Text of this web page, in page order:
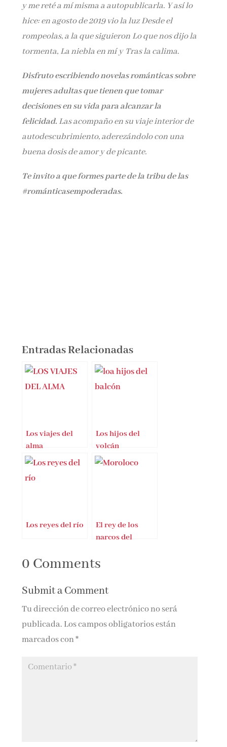
y me reté a mí misma a autopublicarla. Y así lo
hice: en agosto de 2019 vio la luz Desde el
rompeolas, a la que siguieron Lo que nos dijo la
tormenta, La niebla en mí y Tras la calima.
Disfruto escribiendo novelas románticas sobre
mujeres adultas que tienen que tomar
decisiones en su vida para alcanzar la
felicidad. Las acompaño en su viaje interior de
autodescubrimiento, aderezándolo con una
buena dosis de amor y de picante.
Te invito a que formes parte de la tribu de las
#románticasempoderadas.
Entradas Relacionadas
Los viajes del
alma
Los hijos del
volcán
Los reyes del río
El rey de los
narcos del
0 Comments
Submit a Comment
Tu dirección de correo electrónico no será
publicada. Los campos obligatorios están
marcados con*